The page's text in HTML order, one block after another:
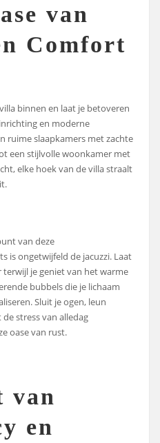
van
Comfort
binnen en laat je betoveren
en moderne
ruime slaapkamers met zachte
een stijlvolle woonkamer met
elke hoek van de villa straalt
van deze
is ongetwijfeld de jacuzzi. Laat
terwijl je geniet van het warme
bubbels die je lichaam
Sluit je ogen, leun
stress van alledag
oase van rust.
van
en